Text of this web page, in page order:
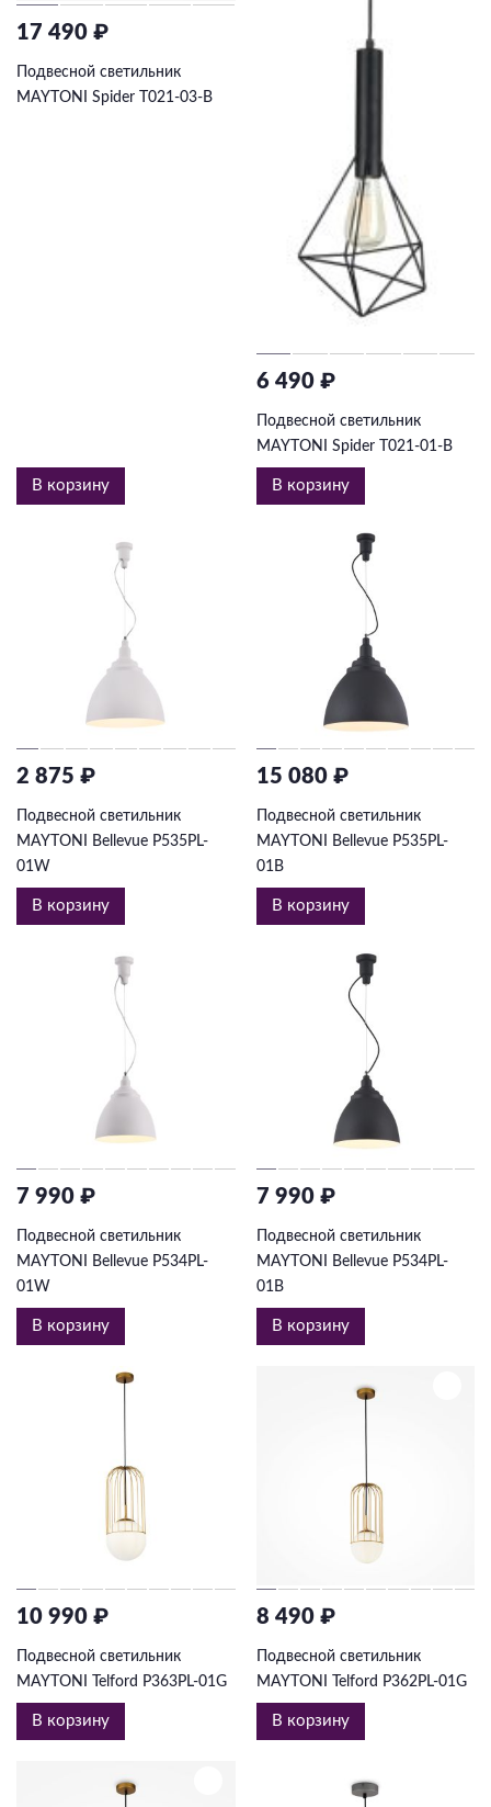
17 490 ₽
Подвесной светильник
MAYTONI Spider T021-03-B
В корзину
6 490 ₽
Подвесной светильник
MAYTONI Spider T021-01-B
В корзину
2 875 ₽
Подвесной светильник
MAYTONI Bellevue P535PL-
01W
В корзину
15 080 ₽
Подвесной светильник
MAYTONI Bellevue P535PL-
01B
В корзину
7 990 ₽
Подвесной светильник
MAYTONI Bellevue P534PL-
01W
В корзину
7 990 ₽
Подвесной светильник
MAYTONI Bellevue P534PL-
01B
В корзину
10 990 ₽
Подвесной светильник
MAYTONI Telford P363PL-01G
В корзину
8 490 ₽
Подвесной светильник
MAYTONI Telford P362PL-01G
В корзину